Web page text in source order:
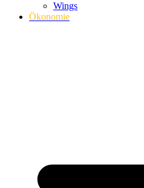
Wings
Ökonomie